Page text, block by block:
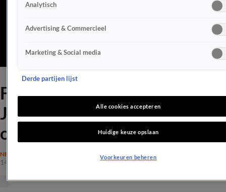
Franse regisseur Jean-
Jacques Beineix (75)
overleden
NEDERLAND
14 jan 2022, 18:28
Analytisch
Advertising & Commercieel
Marketing & Social media
Derde partijen lijst
Alle cookies accepteren
Huidige keuze opslaan
Voorkeuren beheren